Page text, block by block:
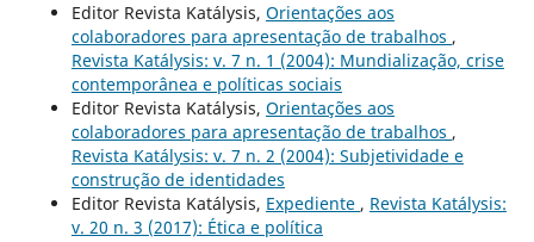
Editor Revista Katálysis, Orientações aos
colaboradores para apresentação de trabalhos ,
Revista Katálysis: v. 7 n. 1 (2004): Mundialização, crise
contemporânea e políticas sociais
Editor Revista Katálysis, Orientações aos
colaboradores para apresentação de trabalhos ,
Revista Katálysis: v. 7 n. 2 (2004): Subjetividade e
construção de identidades
Editor Revista Katálysis, Expediente , Revista Katálysis:
v. 20 n. 3 (2017): Ética e política